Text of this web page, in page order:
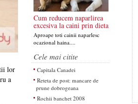
lor
a
Cum reducem naparlirea
excesiva la caini prin dieta
Aproape toti cainii naparlesc
ocazional haina....
Cele mai citite
Capitala Canadei
Reteta de post: mancare de
prune dobrogeana
Rochii banchet 2008